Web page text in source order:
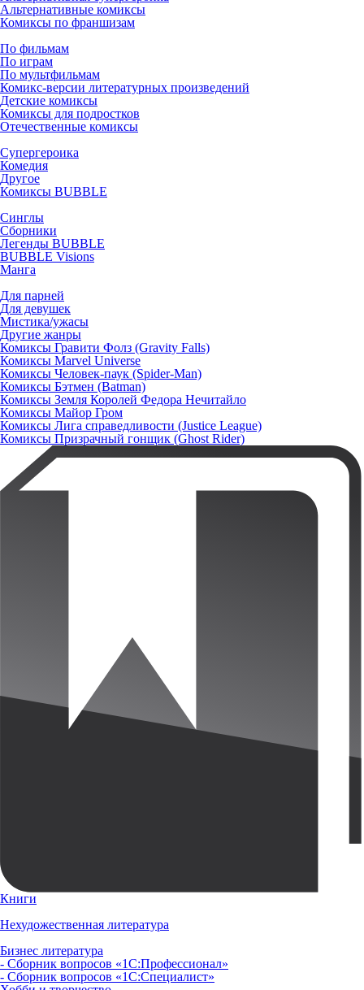
Альтернативные комиксы
Комиксы по франшизам
По фильмам
По играм
По мультфильмам
Комикс-версии литературных произведений
Детские комиксы
Комиксы для подростков
Отечественные комиксы
Супергероика
Комедия
Другое
Комиксы BUBBLE
Синглы
Сборники
Легенды BUBBLE
BUBBLE Visions
Манга
Для парней
Для девушек
Мистика/ужасы
Другие жанры
Комиксы Гравити Фолз (Gravity Falls)
Комиксы Marvel Universe
Комиксы Человек-паук (Spider-Man)
Комиксы Бэтмен (Batman)
Комиксы Земля Королей Федора Нечитайло
Комиксы Майор Гром
Комиксы Лига справедливости (Justice League)
Комиксы Призрачный гонщик (Ghost Rider)
Книги
Нехудожественная литература
Бизнес литература
- Сборник вопросов «1С:Профессионал»
- Сборник вопросов «1С:Специалист»